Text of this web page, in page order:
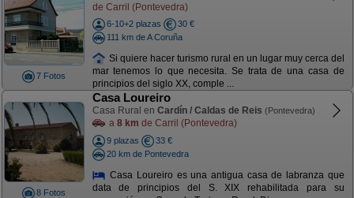
7 Fotos
de Carril (Pontevedra)
6-10+2 plazas
30 €
111 km de A Coruña
Si quiere hacer turismo rural en un lugar muy cerca del
mar tenemos lo que necesita. Se trata de una casa de
principios del siglo XX, comple ...
8 Fotos
Casa Loureiro
Casa Rural en Cardín / Caldas de Reis (Pontevedra)
a 8 km de Carril (Pontevedra)
9 plazas
33 €
20 km de Pontevedra
Casa Loureiro es una antigua casa de labranza que
data de principios del S. XIX rehabilitada para su